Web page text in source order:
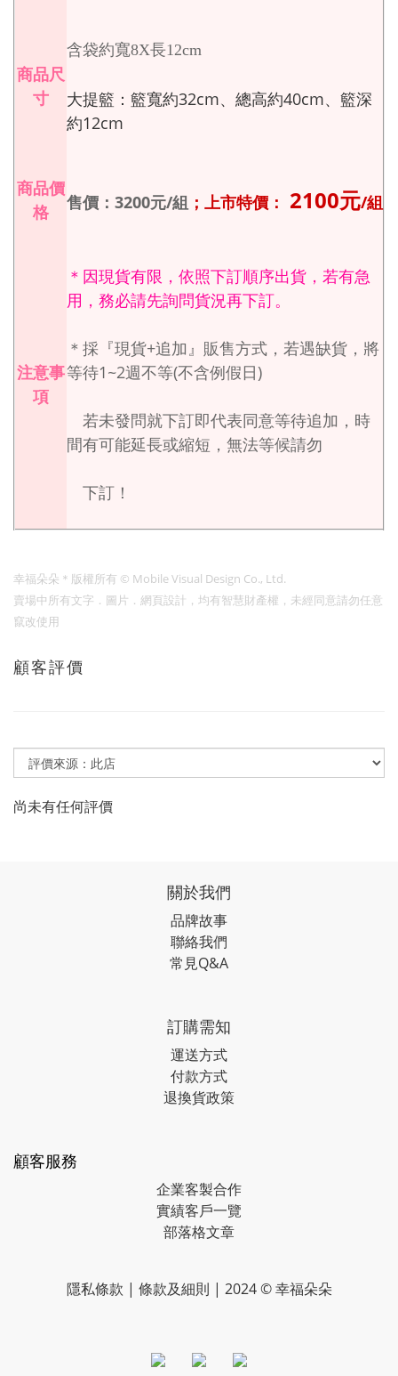
商品尺
寸
含袋約寬8X長12cm
大提籃：籃寬約32cm、總高約40cm、籃深
約12cm
商品價
格
售價：3200元/組 ；上市特價： 2100元/組
注意事
項
＊因現貨有限，依照下訂順序出貨，若有急
用，務必請先詢問貨況再下訂。
＊採『現貨+追加』販售方式，若遇缺貨，將
等待1~2週不等(不含例假日)
若未發問就下訂即代表同意等待追加，時
間有可能延長或縮短，無法等候請勿
下訂！
幸福朵朵＊版權所有 © Mobile Visual Design Co., Ltd.
賣場中所有文字．圖片．網頁設計，均有智慧財產權，未經同意請勿任意
竄改使用
顧客評價
尚未有任何評價
關於我們
品牌故事
聯絡我們
常見Q&A
訂購需知
運送方式
付款方式
退換貨政策
顧客服務
企業客製合作
實績客戶一覽
部落格文章
隱私條款 | 條款及細則 | 2024 © 幸福朵朵